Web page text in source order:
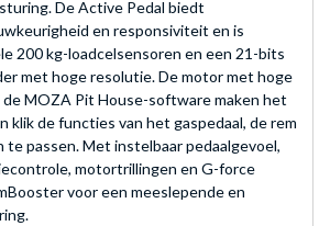
De Active Pedal biedt
en responsiviteit en is
200 kg-loadcelsensoren en een 21-bits
met hoge resolutie. De motor met hoge
MOZA Pit House-software maken het
klik de functies van het gaspedaal, de rem
te passen. Met instelbaar pedaalgevoel,
motortrillingen en G-force
voor een meeslepende en